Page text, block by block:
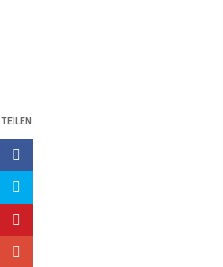
TEILEN